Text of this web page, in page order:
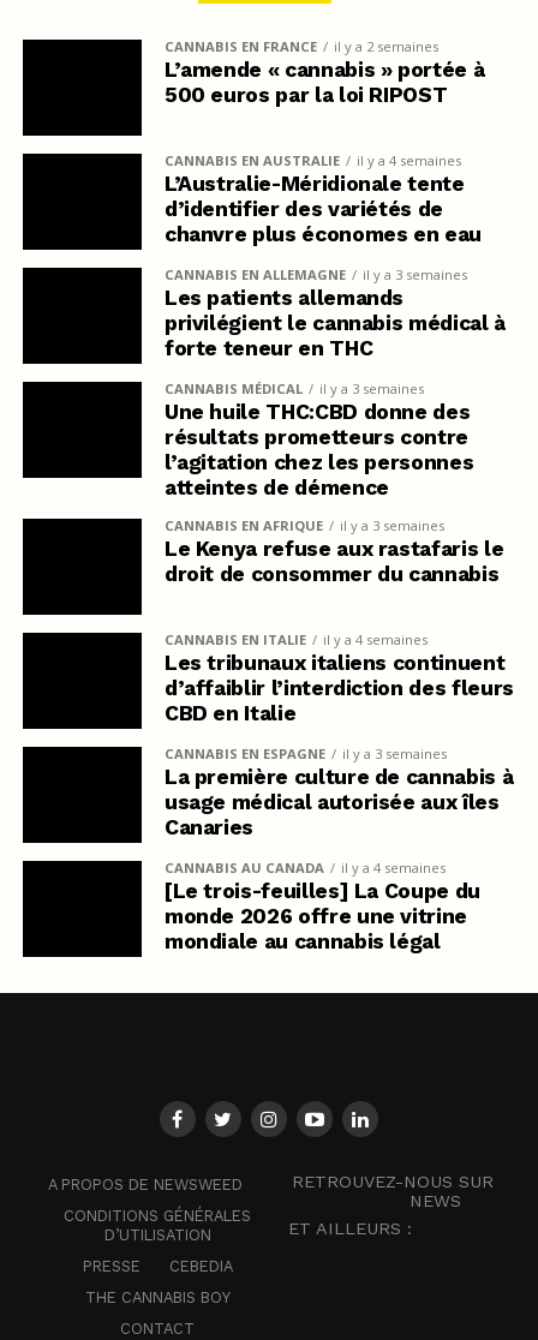
CANNABIS EN FRANCE il y a 2 semaines
L’amende « cannabis » portée à
500 euros par la loi RIPOST
CANNABIS EN AUSTRALIE il y a 4 semaines
L’Australie-Méridionale tente
d’identifier des variétés de
chanvre plus économes en eau
CANNABIS EN ALLEMAGNE il y a 3 semaines
Les patients allemands
privilégient le cannabis médical à
forte teneur en THC
CANNABIS MÉDICAL il y a 3 semaines
Une huile THC:CBD donne des
résultats prometteurs contre
l’agitation chez les personnes
atteintes de démence
CANNABIS EN AFRIQUE il y a 3 semaines
Le Kenya refuse aux rastafaris le
droit de consommer du cannabis
CANNABIS EN ITALIE il y a 4 semaines
Les tribunaux italiens continuent
d’affaiblir l’interdiction des fleurs
CBD en Italie
CANNABIS EN ESPAGNE il y a 3 semaines
La première culture de cannabis à
usage médical autorisée aux îles
Canaries
CANNABIS AU CANADA il y a 4 semaines
[Le trois-feuilles] La Coupe du
monde 2026 offre une vitrine
mondiale au cannabis légal
A PROPOS DE NEWSWEED
CONDITIONS GÉNÉRALES
D’UTILISATION
PRESSE
CEBEDIA
THE CANNABIS BOY
CONTACT
RETROUVEZ-NOUS SUR
NEWS
ET AILLEURS :